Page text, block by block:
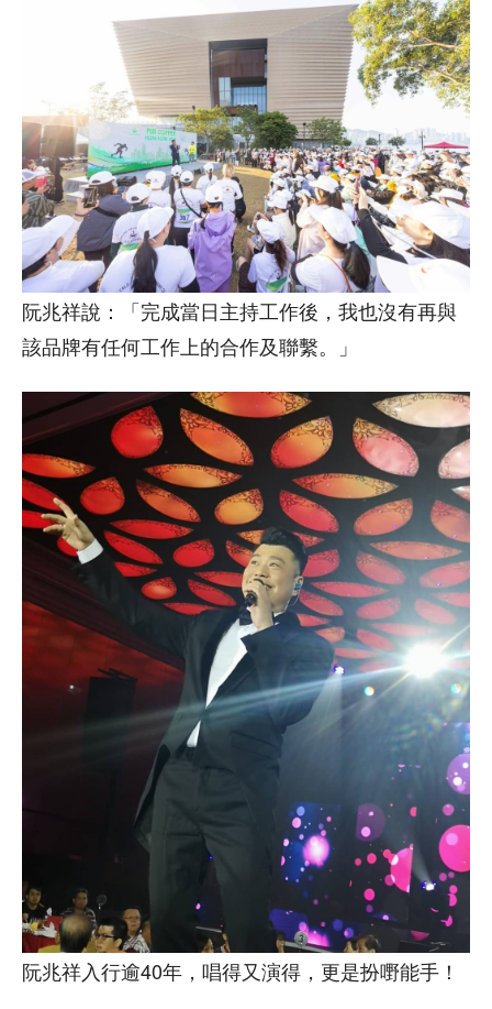
阮兆祥說：「完成當日主持工作後，我也沒有再與
該品牌有任何工作上的合作及聯繫。」
阮兆祥入行逾40年，唱得又演得，更是扮嘢能手！